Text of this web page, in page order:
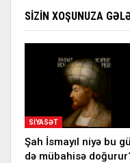
SIZIN XOŞUNUZA
SIYASƏT
Şah İsmayıl niyə bu
də mübahisə